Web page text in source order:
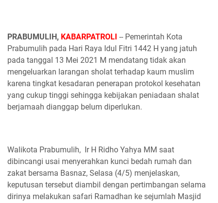
PRABUMULIH, KABARPATROLI -- Pemerintah Kota
Prabumulih pada Hari Raya Idul Fitri 1442 H yang jatuh
pada tanggal 13 Mei 2021 M mendatang tidak akan
mengeluarkan larangan sholat terhadap kaum muslim
karena tingkat kesadaran penerapan protokol kesehatan
yang cukup tinggi sehingga kebijakan peniadaan shalat
berjamaah dianggap belum diperlukan.
Walikota Prabumulih, Ir H Ridho Yahya MM saat
dibincangi usai menyerahkan kunci bedah rumah dan
zakat bersama Basnaz, Selasa (4/5) menjelaskan,
keputusan tersebut diambil dengan pertimbangan selama
dirinya melakukan safari Ramadhan ke sejumlah Masjid